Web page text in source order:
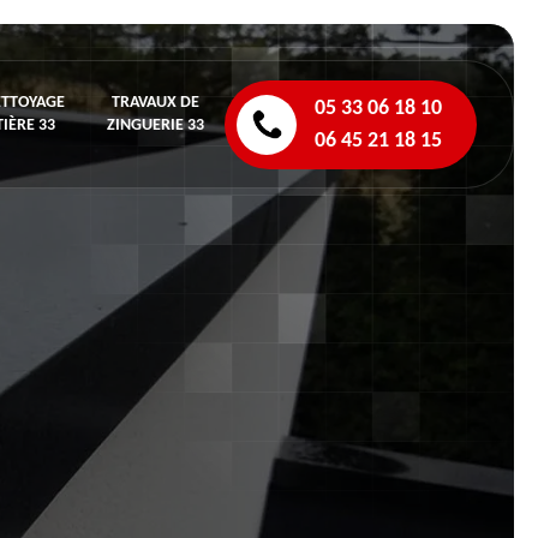
33
TRAVAUX DE
ZINGUERIE 33
05 33 06 18 10
06 45 21 18 15